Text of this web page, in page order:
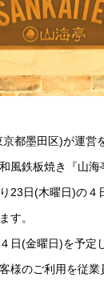
都墨田区)が運営
風鉄板焼き『山海
23日(木曜日)の４
す。
日(金曜日)を予定
様のご利用を従業